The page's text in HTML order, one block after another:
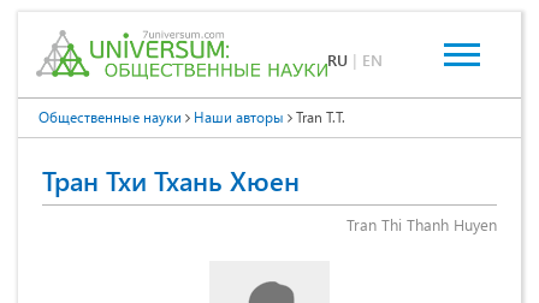
RU | EN
Общественные науки Наши авторы Tran T.T.
Тран Тхи Тхань Хюен
Tran Thi Thanh Huyen